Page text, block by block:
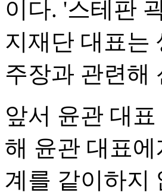
이다. '스테판
지재단 대표는
주장과 관련해
앞서 윤관 대
해 윤관 대표
계를 같이하지